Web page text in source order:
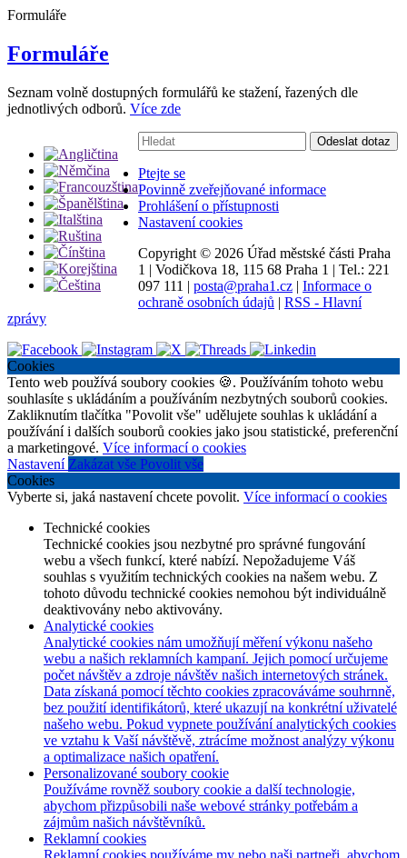
Formuláře
Formuláře
Seznam volně dostupných formulářů ke stažení, řazených dle
jednotlivých odborů. Více zde
Vyhledávání:
Odeslat dotaz
Ptejte se
Povinně zveřejňované informace
Prohlášení o přístupnosti
Nastavení cookies
Copyright © 2026 Úřad městské části Praha
1 | Vodičkova 18, 115 68 Praha 1 | Tel.: 221
097 111 | posta@praha1.cz | Informace o
ochraně osobních údajů | RSS - Hlavní
zprávy
Cookies
Tento web používá soubory cookies 🍪. Používáním tohoto webu
souhlasíte s ukládáním a používáním nezbytných souborů cookies.
Zakliknutím tlačítka "Povolit vše" udělujete souhlas k ukládání a
používání i dalších souborů cookies jako jsou statistické, preferenční
a marketingové. Více informací o cookies
Nastavení Zakázat vše Povolit vše
Cookies
Vyberte si, jaká nastavení chcete povolit. Více informací o cookies
Technické cookies
Technické cookies jsou nezbytné pro správné fungování
webu a všech funkcí, které nabízí. Nepožadujeme Váš
souhlas s využitím technických cookies na našem webu. Z
tohoto důvodu technické cookies nemohou být individuálně
deaktivovány nebo aktivovány.
Analytické cookies
Analytické cookies nám umožňují měření výkonu našeho
webu a našich reklamních kampaní. Jejich pomocí určujeme
počet návštěv a zdroje návštěv našich internetových stránek.
Data získaná pomocí těchto cookies zpracováváme souhrnně,
bez použití identifikátorů, které ukazují na konkrétní uživatelé
našeho webu. Pokud vypnete používání analytických cookies
ve vztahu k Vaší návštěvě, ztrácíme možnost analýzy výkonu
a optimalizace našich opatření.
Personalizované soubory cookie
Používáme rovněž soubory cookie a další technologie,
abychom přizpůsobili naše webové stránky potřebám a
zájmům našich návštěvníků.
Reklamní cookies
Reklamní cookies používáme my nebo naši partneři, abychom